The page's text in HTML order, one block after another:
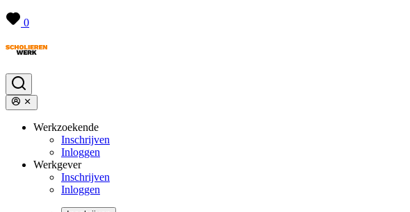
0
Werkzoekende
Inschrijven
Inloggen
Werkgever
Inschrijven
Inloggen